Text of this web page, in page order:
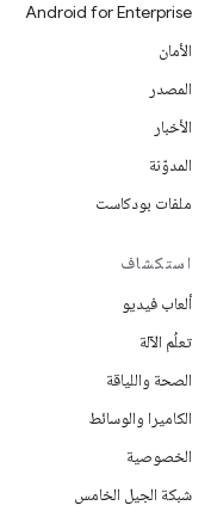
Android for Enterprise
الأمان
المصدر
الأخبار
المدوّنة
ملفات بودكاست
استكشاف
ألعاب فيديو
تعلُم الآلة
الصحة واللياقة
الكاميرا والوسائط
الخصوصية
شبكة الجيل الخامس